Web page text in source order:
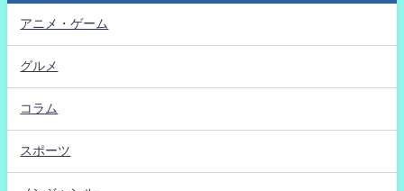
アニメ・ゲーム
グルメ
コラム
スポーツ